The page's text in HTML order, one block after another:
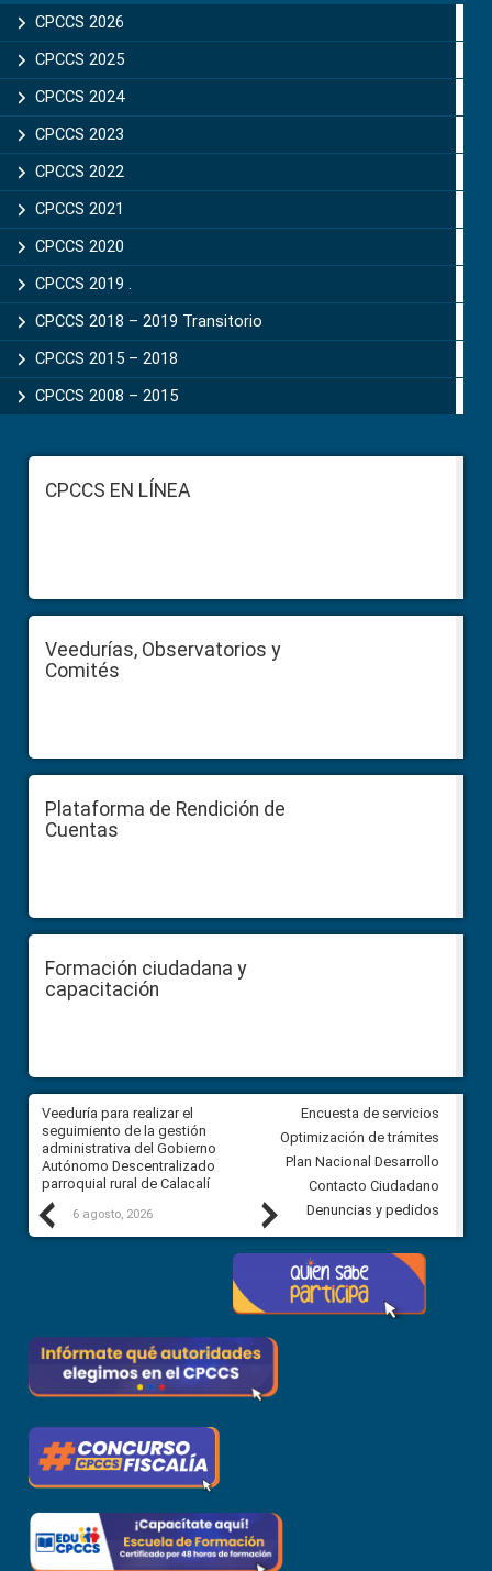
Sidebar
CPCCS 2026
CPCCS 2025
CPCCS 2024
CPCCS 2023
CPCCS 2022
CPCCS 2021
CPCCS 2020
CPCCS 2019 .
CPCCS 2018 – 2019 Transitorio
CPCCS 2015 – 2018
CPCCS 2008 – 2015
FooterCPCCS EN LÍNEA
Veedurías, Observatorios y
Comités
Plataforma de Rendición de
Cuentas
Formación ciudadana y
capacitación
Previous
Veeduría para realizar el
seguimiento de la gestión
administrativa del Gobierno
Autónomo Descentralizado
parroquial rural de Calacalí
6 agosto, 2026
Veeduría para vigilar los
derivados de la Audiencia
comunidad Urbina, parroquia
Carolina
5 agosto, 2026
Next
Encuesta de servicios
Optimización de trámites
Plan Nacional Desarrollo
Contacto Ciudadano
Denuncias y pedidos